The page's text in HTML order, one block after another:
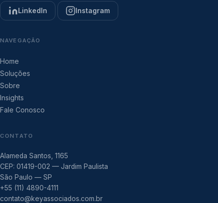
LinkedIn Instagram
NAVEGAÇÃO
Home
Soluções
Sobre
Insights
Fale Conosco
CONTATO
Alameda Santos, 1165
CEP: 01419-002 — Jardim Paulista
São Paulo — SP
+55 (11) 4890-4111
contato@keyassociados.com.br